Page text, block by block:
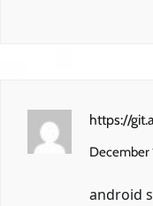
https://
December
android